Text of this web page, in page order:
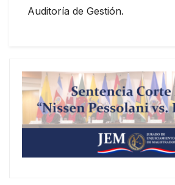
Auditoría de Gestión.